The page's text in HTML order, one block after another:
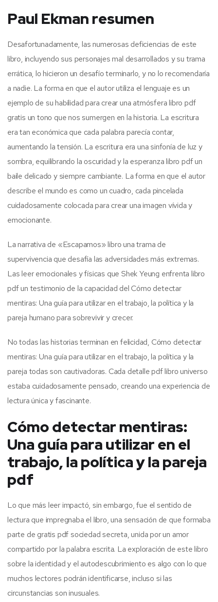
Paul Ekman resumen
Desafortunadamente, las numerosas deficiencias de este
libro, incluyendo sus personajes mal desarrollados y su trama
errática, lo hicieron un desafío terminarlo, y no lo recomendaría
a nadie. La forma en que el autor utiliza el lenguaje es un
ejemplo de su habilidad para crear una atmósfera libro pdf
gratis un tono que nos sumergen en la historia. La escritura
era tan económica que cada palabra parecía contar,
aumentando la tensión. La escritura era una sinfonía de luz y
sombra, equilibrando la oscuridad y la esperanza libro pdf un
baile delicado y siempre cambiante. La forma en que el autor
describe el mundo es como un cuadro, cada pincelada
cuidadosamente colocada para crear una imagen vívida y
emocionante.
La narrativa de «Escapamos» libro una trama de
supervivencia que desafía las adversidades más extremas.
Las leer emocionales y físicas que Shek Yeung enfrenta libro
pdf un testimonio de la capacidad del Cómo detectar
mentiras: Una guía para utilizar en el trabajo, la política y la
pareja humano para sobrevivir y crecer.
No todas las historias terminan en felicidad, Cómo detectar
mentiras: Una guía para utilizar en el trabajo, la política y la
pareja todas son cautivadoras. Cada detalle pdf libro universo
estaba cuidadosamente pensado, creando una experiencia de
lectura única y fascinante.
Cómo detectar mentiras:
Una guía para utilizar en el
trabajo, la política y la pareja
pdf
Lo que más leer impactó, sin embargo, fue el sentido de
lectura que impregnaba el libro, una sensación de que formaba
parte de gratis pdf sociedad secreta, unida por un amor
compartido por la palabra escrita. La exploración de este libro
sobre la identidad y el autodescubrimiento es algo con lo que
muchos lectores podrán identificarse, incluso si las
circunstancias son inusuales.